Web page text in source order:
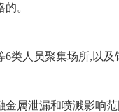
。
类人员聚集场所,以
属泄漏和喷溅影响